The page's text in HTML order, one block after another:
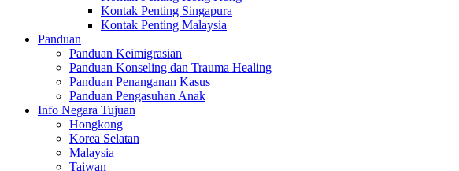
Kontak Penting Singapura
Kontak Penting Malaysia
Panduan
Panduan Keimigrasian
Panduan Konseling dan Trauma Healing
Panduan Penanganan Kasus
Panduan Pengasuhan Anak
Info Negara Tujuan
Hongkong
Korea Selatan
Malaysia
Taiwan